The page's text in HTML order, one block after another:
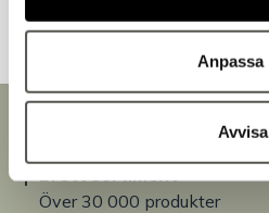
Anpassa
Avvisa
Brett sortiment
Över 30 000 produkter